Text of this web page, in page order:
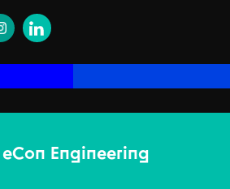
eCon Engineering